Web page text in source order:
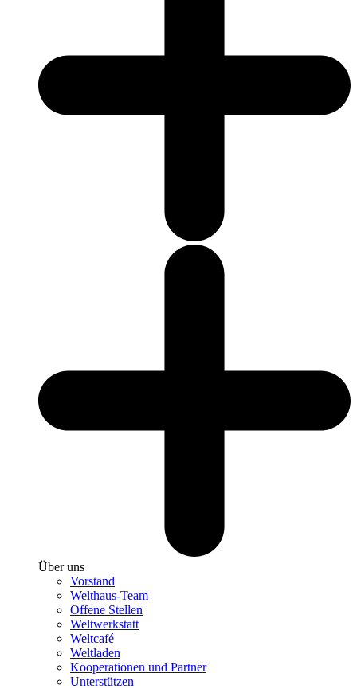
Über uns
Vorstand
Welthaus-Team
Offene Stellen
Weltwerkstatt
Weltcafé
Weltladen
Kooperationen und Partner
Unterstützen